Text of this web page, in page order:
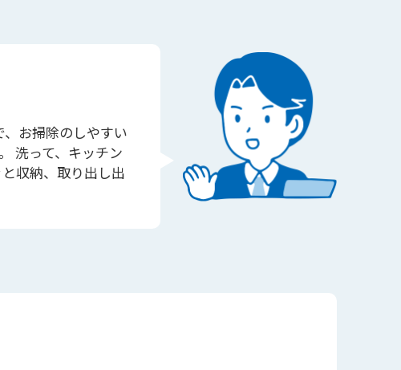
お掃除のしやすい
洗って、キッチン
収納、取り出し出